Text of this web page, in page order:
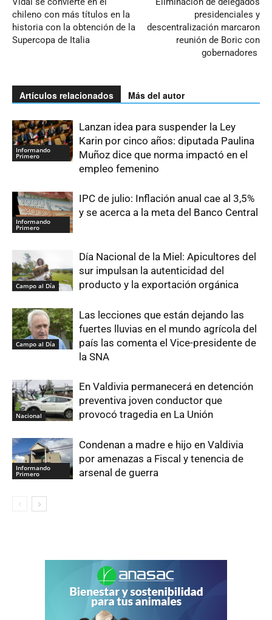
chileno con más títulos en la
historia con la obtención de la
Supercopa de Italia
presidenciales y
descentralización marcaron
reunión de Boric con
gobernadores
Artículos relacionados Más del autor
Informando
Primero
Lanzan idea para suspender la Ley
Karin por cinco años: diputada Paulina
Muñoz dice que norma impactó en el
empleo femenino
Informando
Primero
IPC de julio: Inflación anual cae al 3,5%
y se acerca a la meta del Banco Central
Campo al Día
Día Nacional de la Miel: Apicultores del
sur impulsan la autenticidad del
producto y la exportación orgánica
Campo al Día
Las lecciones que están dejando las
fuertes lluvias en el mundo agrícola del
país las comenta el Vice-presidente de
la SNA
Nacional
En Valdivia permanecerá en detención
preventiva joven conductor que
provocó tragedia en La Unión
Informando
Primero
Condenan a madre e hijo en Valdivia
por amenazas a Fiscal y tenencia de
arsenal de guerra